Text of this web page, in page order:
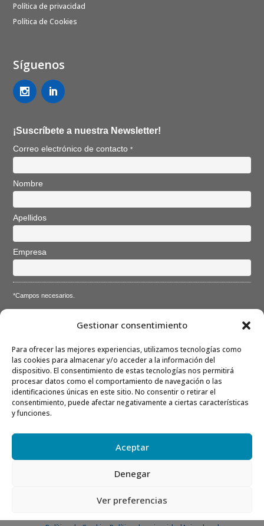
Gestionar consentimiento
Para ofrecer las mejores experiencias, utilizamos tecnologías como
las cookies para almacenar y/o acceder a la información del
dispositivo. El consentimiento de estas tecnologías nos permitirá
procesar datos como el comportamiento de navegación o las
identificaciones únicas en este sitio. No consentir o retirar el
consentimiento, puede afectar negativamente a ciertas características
y funciones.
Aceptar
Denegar
Ver preferencias
Política de privacidad
Política de Cookies
Síguenos
¡Suscríbete a nuestra Newsletter!
Correo electrónico de contacto*
Nombre
Apellidos
Empresa
*Campos necesarios.
Directiva de privacidadyCondiciones de
Nota: Es nuestra responsabilidad proteger su privacidad y le
garantizamos que sus datos serán completamente confidenciales.